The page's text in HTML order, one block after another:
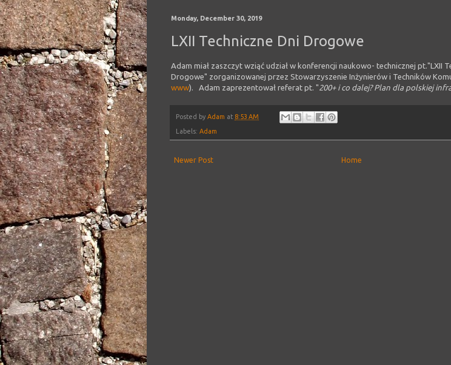
Monday, December 30, 2019
LXII Techniczne Dni Drogowe
Adam miał zaszczyt wziąć udział w konferencji naukowo- technicznej pt."LXII
Drogowe" zorganizowanej przez Stowarzyszenie Inżynierów i Techników
www). Adam zaprezentował referat pt. " 200+ i co dalej? Plan dla polskiej
Posted by Adam at 8:53 AM
Labels: Adam
Newer Post Home